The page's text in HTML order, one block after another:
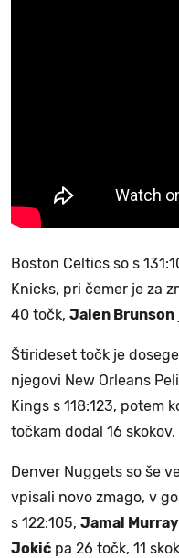
Boston Celtics so s
Knicks, pri čemer je za
40 točk, Jalen Brunson
Štirideset točk je
njegovi New Orleans
Kings s 118:123, potem
točkam dodal 16 skokov.
Denver Nuggets so še
vpisali novo zmago, v
s 122:105, Jamal Murray
Jokić pa 26 točk, 11